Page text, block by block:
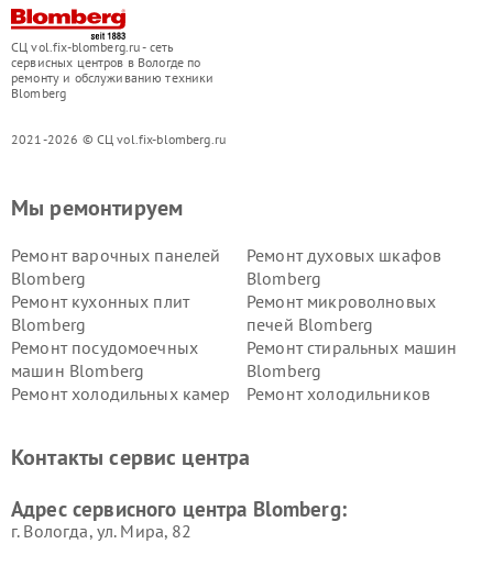
СЦ vol.fix-blomberg.ru - сеть
сервисных центров в Вологде по
ремонту и обслуживанию техники
Blomberg
2021-2026 © СЦ vol.fix-blomberg.ru
Мы ремонтируем
Ремонт варочных панелей
Blomberg
Ремонт духовых шкафов
Blomberg
Ремонт кухонных плит
Blomberg
Ремонт микроволновых
печей Blomberg
Ремонт посудомоечных
машин Blomberg
Ремонт стиральных машин
Blomberg
Ремонт холодильных камер
Ремонт холодильников
Контакты сервис центра
Адрес сервисного центра Blomberg:
г. Вологда, ул. Мира, 82